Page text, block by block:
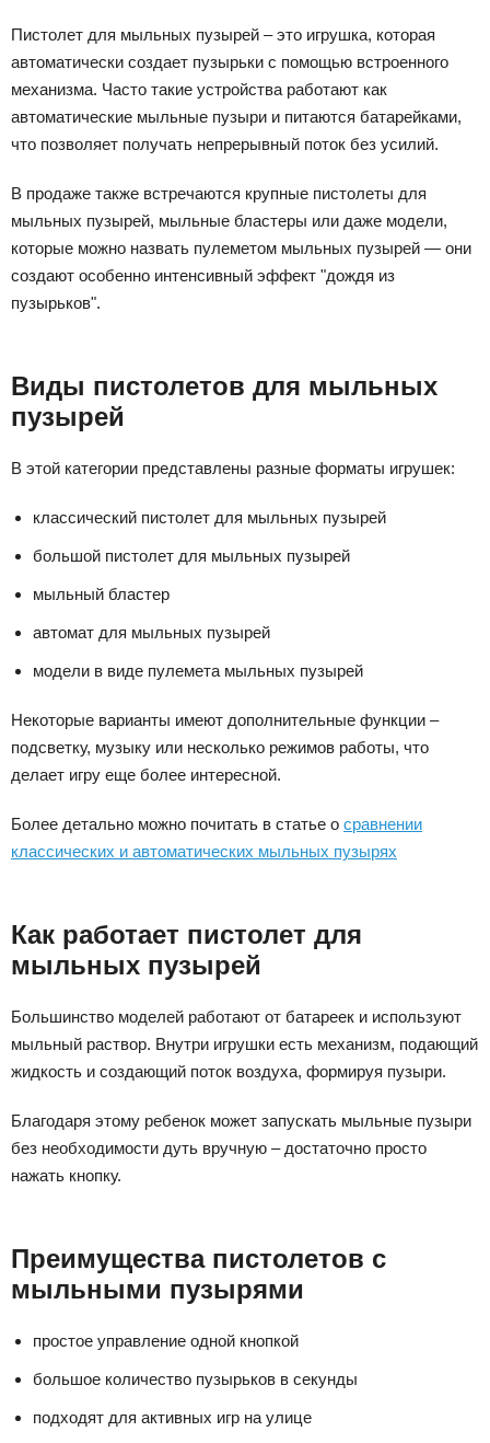
Пистолет для мыльных пузырей – это игрушка, которая
автоматически создает пузырьки с помощью встроенного
механизма. Часто такие устройства работают как
автоматические мыльные пузыри и питаются батарейками,
что позволяет получать непрерывный поток без усилий.
В продаже также встречаются крупные пистолеты для
мыльных пузырей, мыльные бластеры или даже модели,
которые можно назвать пулеметом мыльных пузырей — они
создают особенно интенсивный эффект "дождя из
пузырьков".
Виды пистолетов для мыльных
пузырей
В этой категории представлены разные форматы игрушек:
классический пистолет для мыльных пузырей
большой пистолет для мыльных пузырей
мыльный бластер
автомат для мыльных пузырей
модели в виде пулемета мыльных пузырей
Некоторые варианты имеют дополнительные функции –
подсветку, музыку или несколько режимов работы, что
делает игру еще более интересной.
Более детально можно почитать в статье о сравнении
классических и автоматических мыльных пузырях
Как работает пистолет для
мыльных пузырей
Большинство моделей работают от батареек и используют
мыльный раствор. Внутри игрушки есть механизм, подающий
жидкость и создающий поток воздуха, формируя пузыри.
Благодаря этому ребенок может запускать мыльные пузыри
без необходимости дуть вручную – достаточно просто
нажать кнопку.
Преимущества пистолетов с
мыльными пузырями
простое управление одной кнопкой
большое количество пузырьков в секунды
подходят для активных игр на улице